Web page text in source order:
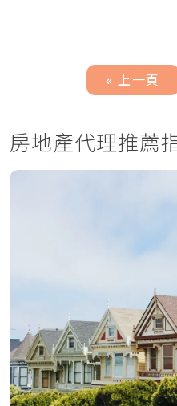
« 上一頁
房地產代理推薦